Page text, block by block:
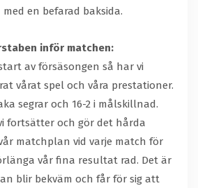
en befarad baksida.
inför matchen:
av försäsongen så har vi
vårat spel och våra prestationer.
segrar och 16-2 i målskillnad.
fortsätter och gör det hårda
matchplan vid varje match för
vår fina resultat rad. Det är
blir bekväm och får för sig att